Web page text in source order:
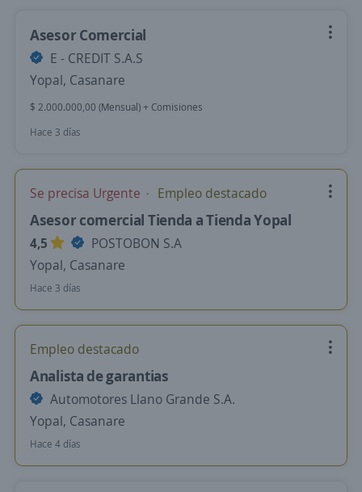
Asesor Comercial
E - CREDIT S.A.S
Yopal, Casanare
$ 2.000.000,00 (Mensual) + Comisiones
Hace 3 días
Se precisa Urgente Empleo destacado
Asesor comercial Tienda a Tienda Yopal
4,5
POSTOBON S.A
Yopal, Casanare
Hace 3 días
Empleo destacado
Analista de garantias
Automotores Llano Grande S.A.
Yopal, Casanare
Hace 4 días